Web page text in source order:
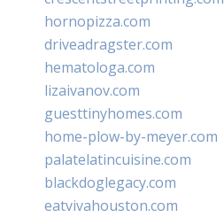
hornopizza.com
driveadragster.com
hematologa.com
lizaivanov.com
guesttinyhomes.com
home-plow-by-meyer.com
palatelatincuisine.com
blackdoglegacy.com
eatvivahouston.com